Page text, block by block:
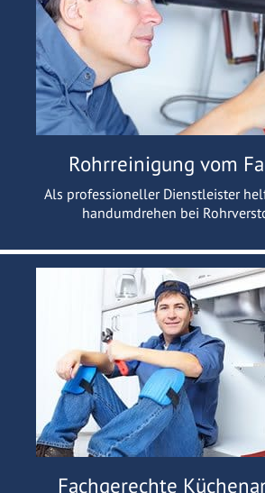
Rohrreinigung vom
Als professioneller Dienstleister
handumdrehen bei
Fachgerechte